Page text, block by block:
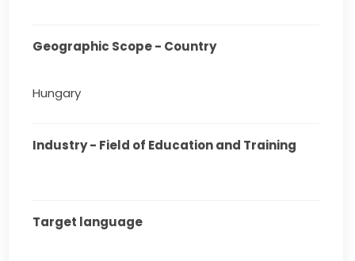
Geographic Scope - Country
Hungary
Industry - Field of Education and Training
Target language